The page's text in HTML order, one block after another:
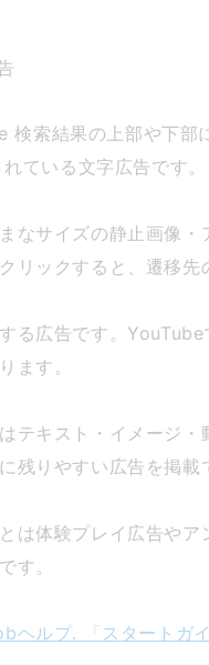
検索結果の上部や下部
ている文字広告です。
なサイズの静止画像
リックすると、遷移先
る広告です。
ます。
テキスト・イメージ
残りやすい広告を掲載
は体験プレイ広告や
す。
ルプ. 「スタートガイ